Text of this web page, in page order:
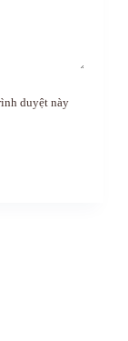
duyệt này